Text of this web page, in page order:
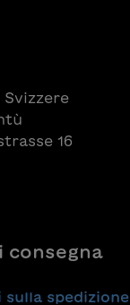
Svizzere
16
consegna
spedizione